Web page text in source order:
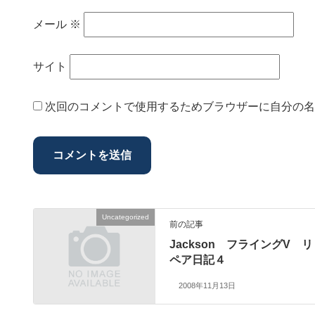
メール ※
サイト
次回のコメントで使用するためブラウザーに自分の
Uncategorized
前の記事
Jackson フライングV リ
ペア日記４
2008年11月13日